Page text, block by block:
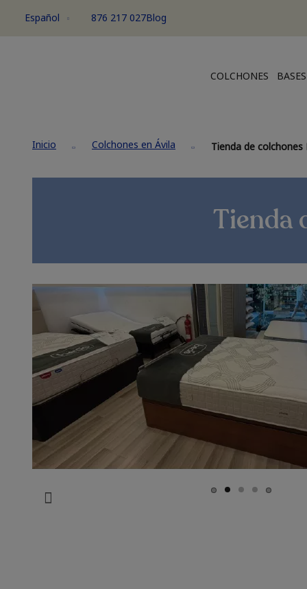
Español 876 217 027Blog
COLCHONES BASES
Inicio Colchones en Ávila Tienda de colchones
Tienda